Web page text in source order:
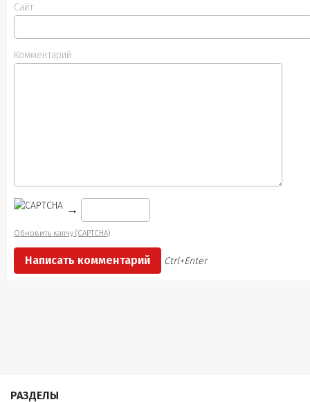
Сайт
Комментарий
→
Обновить капчу (CAPTCHA)
Ctrl+Enter
РАЗДЕЛЫ